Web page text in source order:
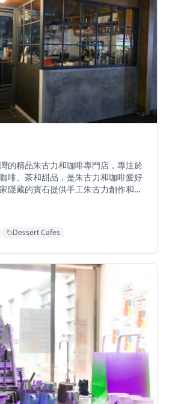
的精品朱古力和咖啡專門店，專注於
啡、茶和甜品，是朱古力和咖啡愛好
隱藏的寶石提供手工朱古力創作和精
論是想要品嚐精緻的手工朱古力，還
特色飲品，每一款都經過精心製作，
Ramie都能提供完美的體驗，是朱古
者的完美去處。
Dessert Cafes